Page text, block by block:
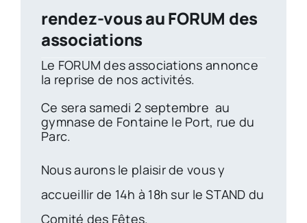
rendez-vous au FORUM des
associations
Le FORUM des associations annonce
la reprise de nos activités.
Ce sera samedi 2 septembre au
gymnase de Fontaine le Port, rue du
Parc.
Nous aurons le plaisir de vous y
accueillir de 14h à 18h sur le STAND du
Comité des Fêtes.